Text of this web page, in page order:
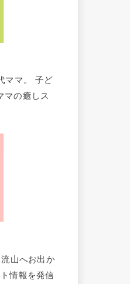
ママ。 子ど
マの癒しス
山へお出か
情報を発信